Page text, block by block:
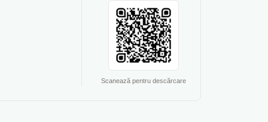
Scanează pentru descărcare